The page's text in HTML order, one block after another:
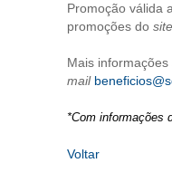
Promoção válida
promoções do site
Mais
mail
*Com informações
Voltar